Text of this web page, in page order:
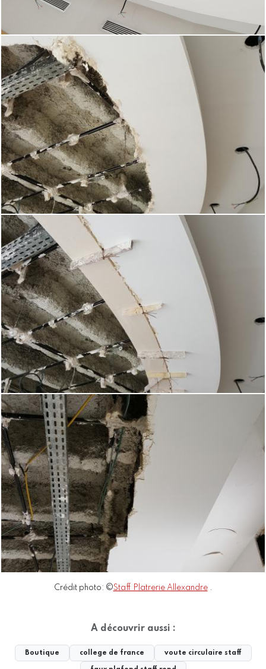
Crédit photo: ©Staff Platrerie Allexandre.
A découvrir aussi :
Boutique college de france voute circulaire staff